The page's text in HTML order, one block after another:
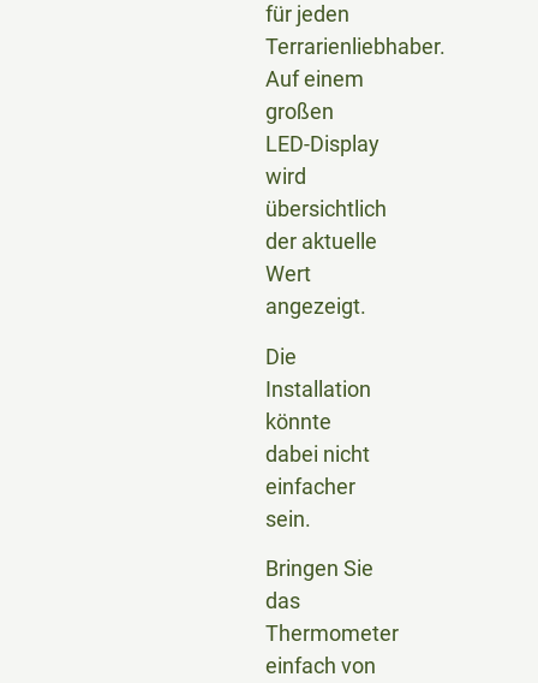
für jeden
Terrarienliebhaber.
Auf einem
großen
LED-Display
wird
übersichtlich
der aktuelle
Wert
angezeigt.
Die
Installation
könnte
dabei nicht
einfacher
sein.
Bringen Sie
das
Thermometer
einfach von